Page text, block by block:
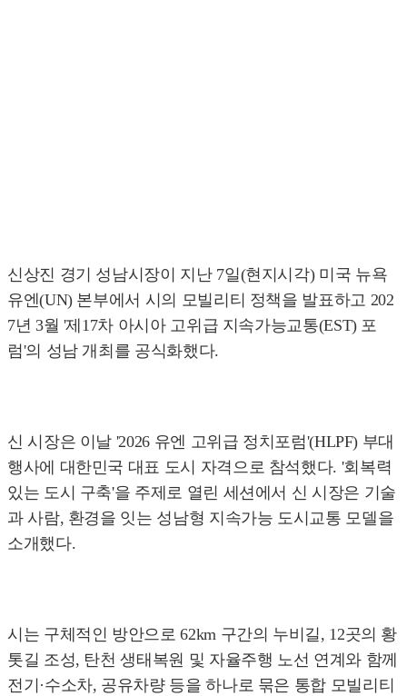
신상진 경기 성남시장이 지난 7일(현지시각) 미국 뉴욕
유엔(UN) 본부에서 시의 모빌리티 정책을 발표하고 202
7년 3월 '제17차 아시아 고위급 지속가능교통(EST) 포
럼'의 성남 개최를 공식화했다.
신 시장은 이날 '2026 유엔 고위급 정치포럼'(HLPF) 부대
행사에 대한민국 대표 도시 자격으로 참석했다. '회복력
있는 도시 구축'을 주제로 열린 세션에서 신 시장은 기술
과 사람, 환경을 잇는 성남형 지속가능 도시교통 모델을
소개했다.
시는 구체적인 방안으로 62km 구간의 누비길, 12곳의 황
톳길 조성, 탄천 생태복원 및 자율주행 노선 연계와 함께
전기·수소차, 공유차량 등을 하나로 묶은 통합 모빌리티